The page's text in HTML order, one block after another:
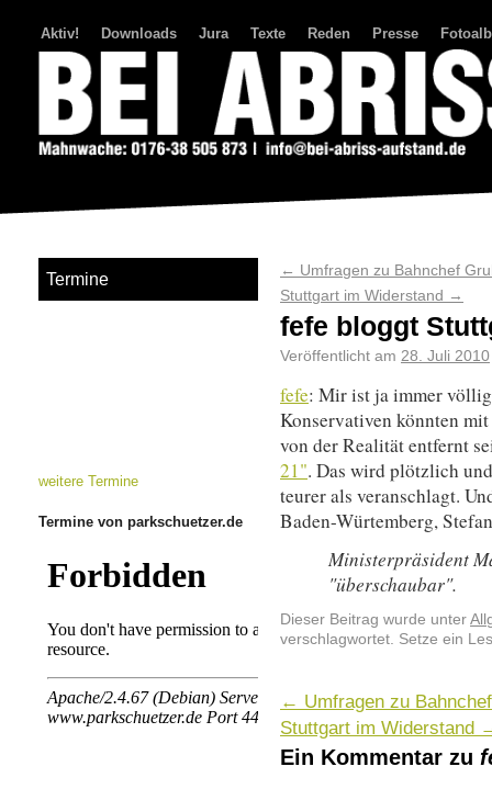
Aktiv! Downloads Jura Texte Reden Presse
← Umfragen zu Bahnchef
Stuttgart im Widerstand →
fefe bloggt
Veröffentlicht am 28. Juli 2010
fefe: Mir ist ja immer
Konservativen könnten
von der Realität entfernt
21". Das wird plötzlich
teurer als veranschlagt.
Baden-Würtemberg,
Ministerpräsident
"überschaubar".
Dieser Beitrag wurde unter
verschlagwortet. Setze ein
← Umfragen zu
Stuttgart im Widerstand
Ein Kommentar zu
Termine
weitere Termine
Termine von parkschuetzer.de